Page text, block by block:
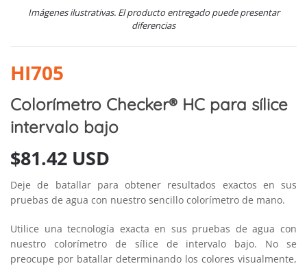
Imágenes ilustrativas. El producto entregado puede presentar
diferencias
HI705
Colorímetro Checker® HC para sílice
intervalo bajo
$81.42 USD
Deje de batallar para obtener resultados exactos en sus
pruebas de agua con nuestro sencillo colorímetro de mano.
Utilice una tecnología exacta en sus pruebas de agua con
nuestro colorímetro de sílice de intervalo bajo. No se
preocupe por batallar determinando los colores visualmente,